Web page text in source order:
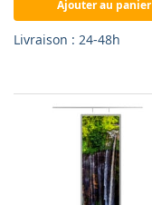
Ajouter au panier
Livraison : 24-48h